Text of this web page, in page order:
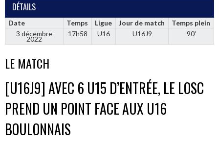
DÉTAILS
Date Temps Ligue Jour de match
Temps plein
3 décembre
2022
17h58 U16 U16J9 90'
LE MATCH
[U16J9] AVEC 6 U15 D’ENTRÉE, LE LOSC
PREND UN POINT FACE AUX U16
BOULONNAIS